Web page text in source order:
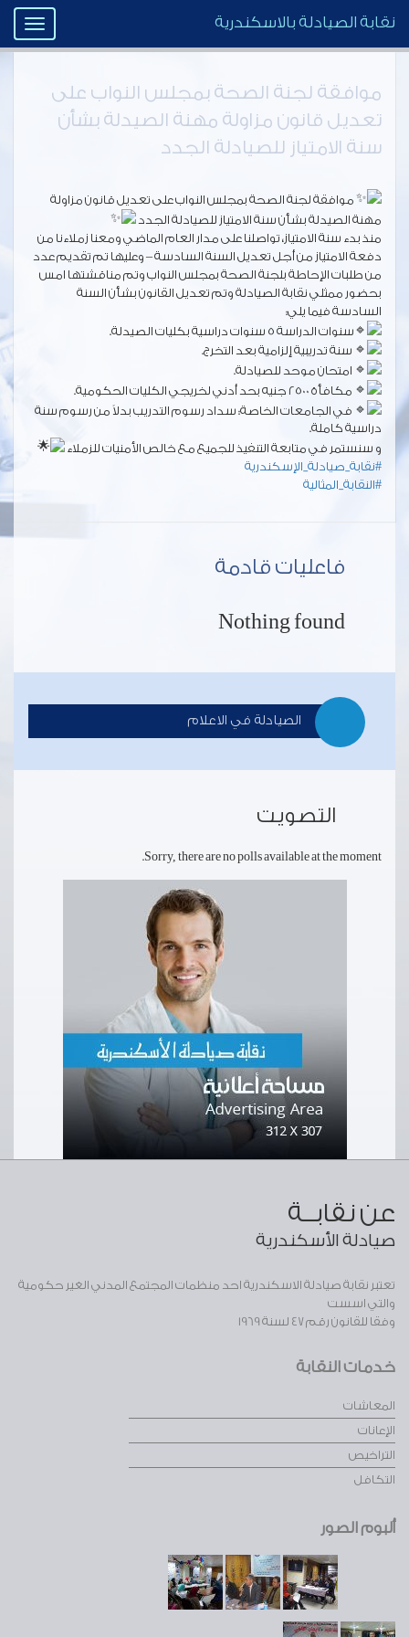
Toggle
نقابة الصيادلة بالاسكندرية
موافقة لجنة الصحة بمجلس النواب على
تعديل قانون مزاولة مهنة الصيدلة بشأن
سنة الامتياز للصيادلة الجدد
موافقة لجنة الصحة بمجلس النواب على تعديل قانون مزاولة
مهنة الصيدلة بشأن سنة الامتياز للصيادلة الجدد
منذ بدء سنة الامتياز، تواصلنا على مدار العام الماضي ومعنا زملاءنا من
دفعة الامتياز من أجل تعديل السنة السادسة – وعليها تم تقديم عدد
من طلبات الإحاطة بلجنة الصحة بمجلس النواب وتم مناقشتها امس
بحضور ممثلي نقابة الصيادلة وتم تعديل القانون بشأن السنة
السادسة فيما يلي:
سنوات الدراسة 5 سنوات دراسية بكليات الصيدلة.
سنة تدريبية إلزامية بعد التخرج.
امتحان موحد للصيادلة.
مكافأة 2500 جنيه بحد أدني لخريجي الكليات الحكومية.
في الجامعات الخاصة: سداد رسوم التدريب بدلاً من رسوم سنة
دراسية كاملة.
و سنستمر في متابعة التنفيذ للجميع مع خالص الأمنيات للزملاء
#نقابة_صيادلة_الإسكندرية
#النقابة_المثالية
فاعليات قادمة
Nothing found
الصيادلة في الاعلام
التصويت
Sorry, there are no polls available at the moment.
عن نقابــة
صيادلة الأسكندرية
تعتبر نقابة صيادلة الاسكندرية احد منظمات المجتمع المدني الغير حكومية
والتي اسست
وفقا للقانون رقم 47 لسنة 1969
خدمات النقابة
المعاشات
الإعانات
التراخيص
التكافل
ألبوم الصور